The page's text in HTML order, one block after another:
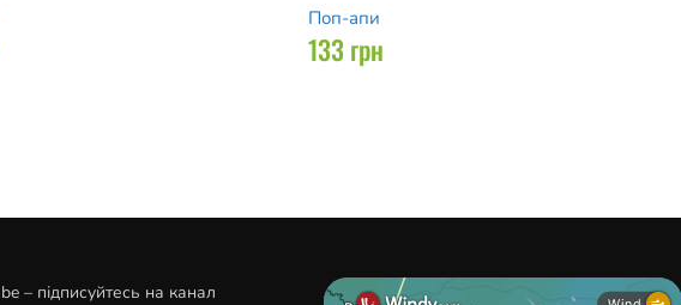
Поп-апи
133 грн
– підписуйтесь на канал